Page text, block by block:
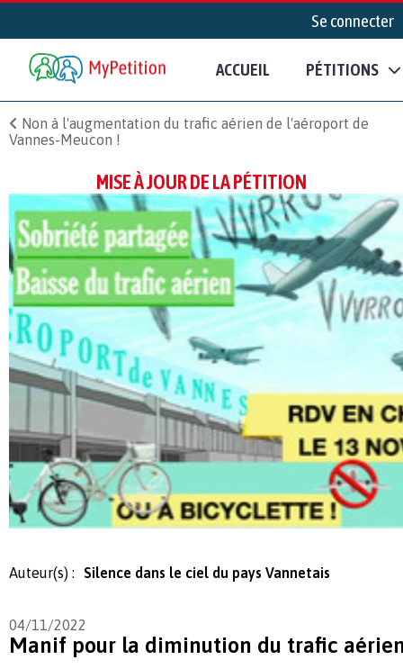
Se connecter
ACCUEIL PÉTITIONS
Non à l'augmentation du trafic aérien de l'aéroport de
Vannes-Meucon !
MISE À JOUR DE LA PÉTITION
Auteur(s) : Silence dans le ciel du pays Vannetais
04/11/2022
Manif pour la diminution du trafic